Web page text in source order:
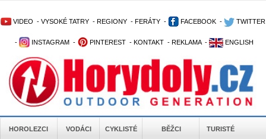
VIDEO - VYSOKÉ TATRY - REGIONY - FERÁTY - FACEBOOK - TWITTER
- INSTAGRAM - PINTEREST - KONTAKT - REKLAMA - ENGLISH
HOROLEZCI VODÁCI CYKLISTÉ BĚŽCI TURISTÉ